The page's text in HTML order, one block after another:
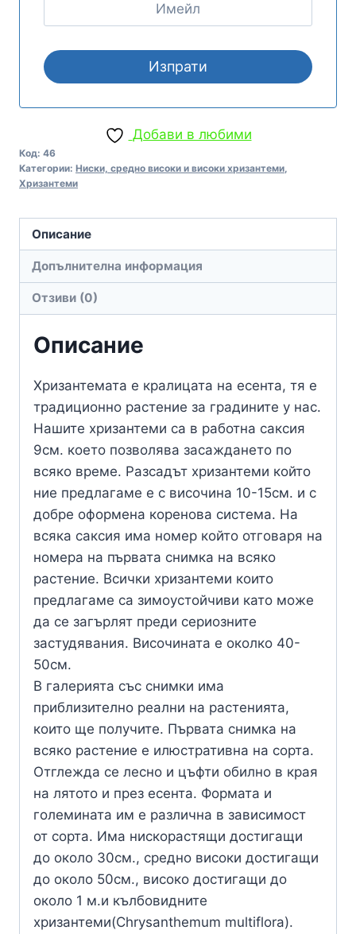
Добави в любими
Код: 46
Категории: Ниски, средно високи и високи хризантеми
Хризантеми
Описание
Допълнителна информация
Отзиви (0)
Описание
Хризантемата е кралицата на есента, тя е
традиционно растение за градините у нас.
Нашите хризантеми са в работна саксия
9см. което позволява засаждането по
всяко време. Разсадът хризантеми който
ние предлагаме е с височина 10-15см. и с
добре оформена коренова система. На
всяка саксия има номер който отговаря на
номера на първата снимка на всяко
растение. Всички хризантеми които
предлагаме са зимоустойчиви като може
да се загърлят преди сериозните
застудявания. Височината е околко 40-
50см.
В галерията със снимки има
приблизително реални на растенията,
които ще получите. Първата снимка на
всяко растение е илюстративна на сорта.
Отглежда се лесно и цъфти обилно в края
на лятото и през есента. Формата и
големината им е различна в зависимост
от сорта. Има нискорастящи достигащи
до около 30см., средно високи достигащи
до около 50см., високо достигащи до
около 1 м.и кълбовидните
хризантеми(Chrysanthemum multiflora).